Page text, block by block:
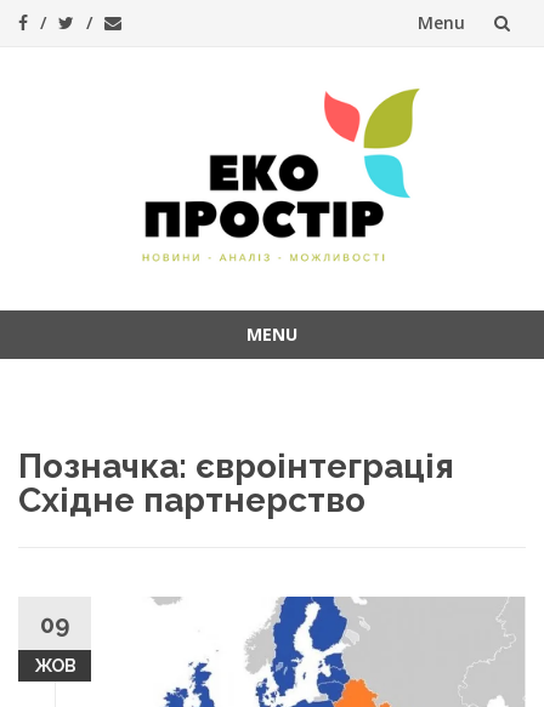
Menu
MENU
Позначка: євроінтеграція
Східне партнерство
09
ЖОВ